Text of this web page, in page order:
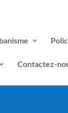
Contactez-